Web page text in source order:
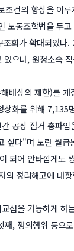
건의 향상을 이
노동조합법을 두고
화가 확대되었다
으나, 원청소속
배상의 제한)를
상화를 위해
공장 점거 총파
다"며 노란 월급
되어 안타깝게도
정리해고에 대
섭을 가능하게 하
, 쟁의행위 등으